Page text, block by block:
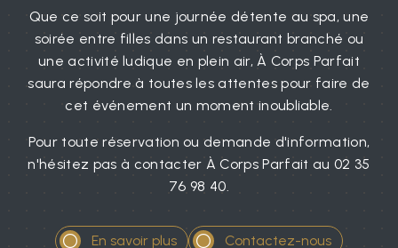
Que ce soit pour une journée détente au spa, une
soirée entre filles dans un restaurant branché ou
une activité ludique en plein air, À Corps Parfait
saura répondre à toutes les attentes pour faire de
cet événement un moment inoubliable.
Pour toute réservation ou demande d'information,
n'hésitez pas à contacter À Corps Parfait au 02 35
76 98 40.
En savoir plus Contactez-nous